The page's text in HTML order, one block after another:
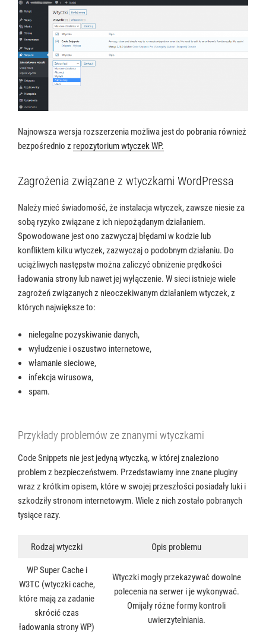
Najnowsza wersja rozszerzenia możliwa jest do pobrania również
bezpośrednio z repozytorium wtyczek WP.
Zagrożenia związane z wtyczkami WordPressa
Należy mieć świadomość, że instalacja wtyczek, zawsze niesie za
sobą ryzyko związane z ich niepożądanym działaniem.
Spowodowane jest ono zazwyczaj błędami w kodzie lub
konfliktem kilku wtyczek, zazwyczaj o podobnym działaniu. Do
uciążliwych następstw można zaliczyć obniżenie prędkości
ładowania strony lub nawet jej wyłączenie. W sieci istnieje wiele
zagrożeń związanych z nieoczekiwanym działaniem wtyczek, z
których największe to:
nielegalne pozyskiwanie danych,
wyłudzenie i oszustwo internetowe,
włamanie sieciowe,
infekcja wirusowa,
spam.
Przykłady problemów ze znanymi wtyczkami
Code Snippets nie jest jedyną wtyczką, w której znaleziono
problem z bezpieczeństwem. Przedstawiamy inne znane pluginy
wraz z krótkim opisem, które w swojej przeszłości posiadały luki i
szkodziły stronom internetowym. Wiele z nich zostało pobranych
tysiące razy.
Rodzaj wtyczki
Opis problemu
WP Super Cache i
W3TC (wtyczki cache,
które mają za zadanie
skrócić czas
ładowania strony WP)
Wtyczki mogły przekazywać dowolne
polecenia na serwer i je wykonywać.
Omijały różne formy kontroli
uwierzytelniania.